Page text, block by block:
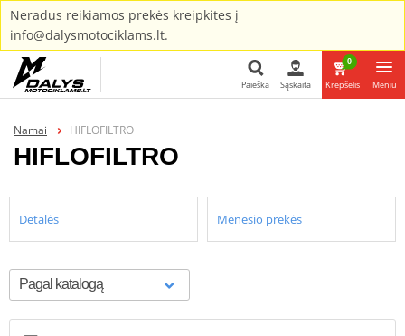
Neradus reikiamos prekės kreipkites į
info@dalysmotociklams.lt.
Paieška Sąskaita
0
Krepšelis Meniu
Namai HIFLOFILTRO
HIFLOFILTRO
Detalės Mėnesio prekės